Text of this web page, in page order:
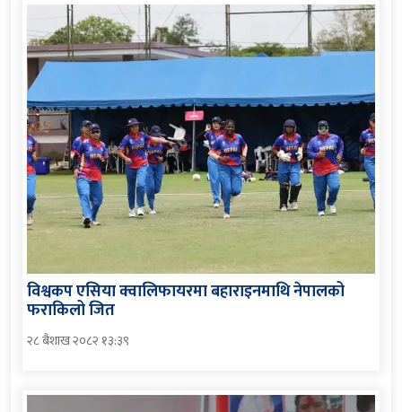
विश्वकप एसिया क्वालिफायरमा बहाराइनमाथि नेपालको
फराकिलो जित
२८ बैशाख २०८२ १३:३९